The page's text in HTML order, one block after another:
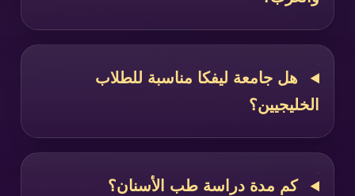
هل جامعة ليفكا مناسبة للطلاب
الخليجيين؟
كم مدة دراسة طب الأسنان؟